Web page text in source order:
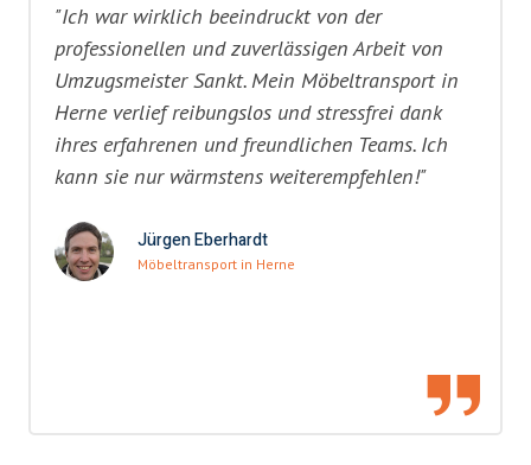
"Ich war wirklich beeindruckt von der
professionellen und zuverlässigen Arbeit von
Umzugsmeister Sankt. Mein Möbeltransport in
Herne verlief reibungslos und stressfrei dank
ihres erfahrenen und freundlichen Teams. Ich
kann sie nur wärmstens weiterempfehlen!"
Jürgen Eberhardt
Möbeltransport in Herne